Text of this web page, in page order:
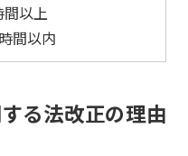
以上
間以内
る法改正の理由